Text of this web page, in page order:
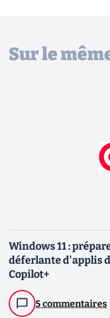
Sur le
Windows 11 :
déferlante d'applis
Copilot+
5 commentaires